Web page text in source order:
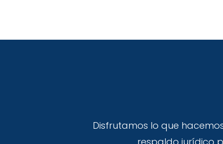
Disfrutamos lo que